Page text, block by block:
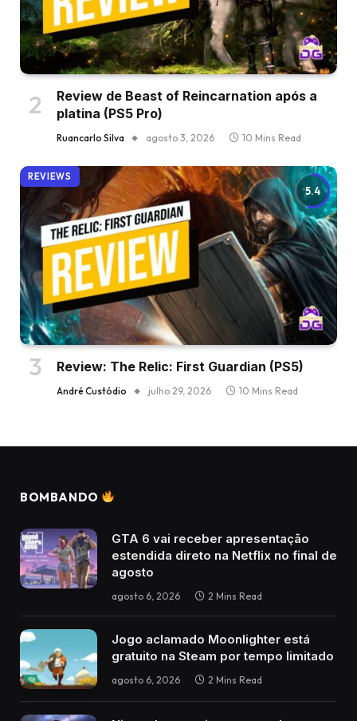
Review de Beast of Reincarnation após a
platina (PS5 Pro)
Ruancarlo Silva agosto 3, 2026 10 Mins Read
5.4
REVIEWS
Review: The Relic: First Guardian (PS5)
André Custódio julho 29, 2026 10 Mins Read
BOMBANDO
GTA 6 vai receber apresentação
estendida direto na Netflix no final de
agosto
agosto 6, 2026 2 Mins Read
Jogo aclamado Moonlighter está
gratuito na Steam por tempo limitado
agosto 6, 2026 2 Mins Read